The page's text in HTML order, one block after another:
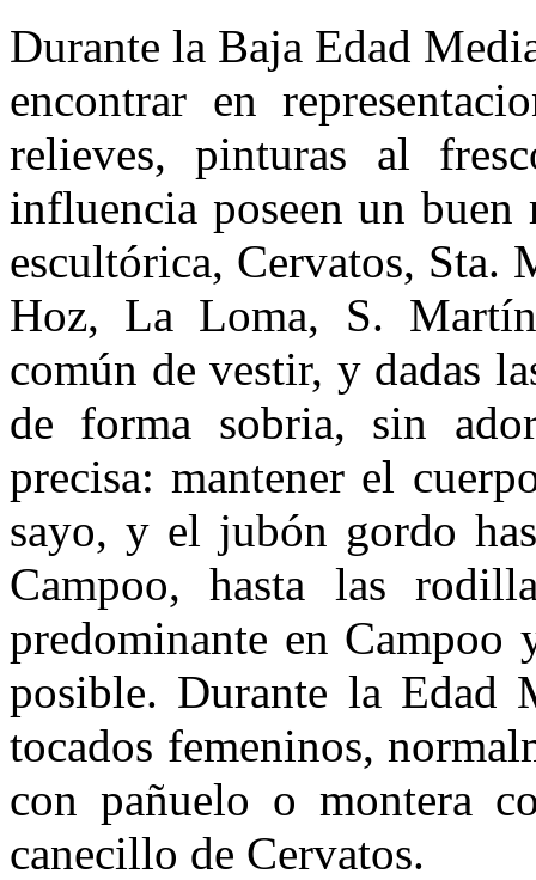
Durante la Baja Edad
encontrar en
relieves, pinturas al
influencia poseen un buen
escultórica, Cervatos, Sta.
Hoz, La Loma, S.
común de vestir, y dadas
de forma sobria, sin
precisa: mantener el
sayo, y el jubón gordo
Campoo, hasta las
predominante en Campoo
posible. Durante la Edad
tocados femeninos,
con pañuelo o montera
canecillo de Cervatos.